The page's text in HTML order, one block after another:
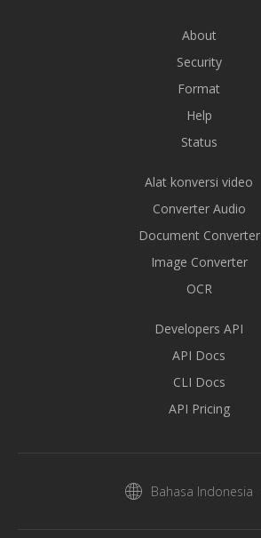
About
Security
Format
Help
Status
Alat konversi video
Converter Audio
Document Converter
Image Converter
OCR
Developers API
API Docs
CLI Docs
API Pricing
Bahasa Indonesia